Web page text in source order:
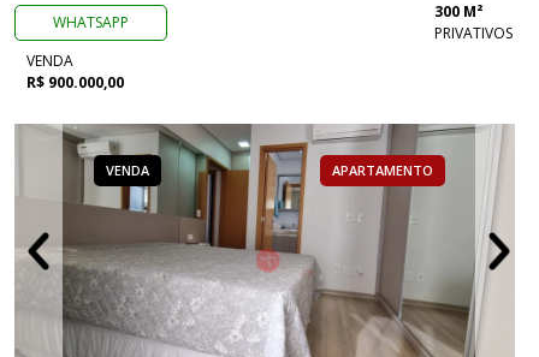
WHATSAPP
300 M²
PRIVATIVOS
VENDA
R$ 900.000,00
VENDA APARTAMENTO